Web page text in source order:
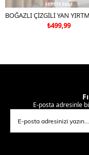
SEPETE EKLE
₺499,99
E-posta adresinle